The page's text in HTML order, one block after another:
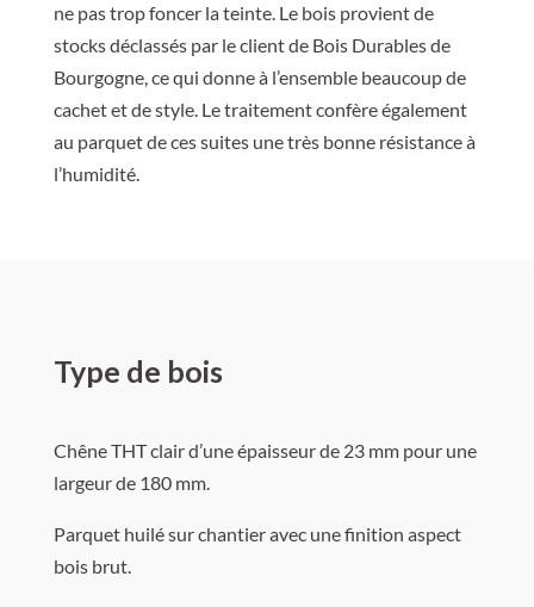
ne pas trop foncer la teinte. Le bois provient de
stocks déclassés par le client de Bois Durables de
Bourgogne, ce qui donne à l’ensemble beaucoup de
cachet et de style. Le traitement confère également
au parquet de ces suites une très bonne résistance à
l’humidité.
Type de bois
Chêne THT clair d’une épaisseur de 23 mm pour une
largeur de 180 mm.
Parquet huilé sur chantier avec une finition aspect
bois brut.